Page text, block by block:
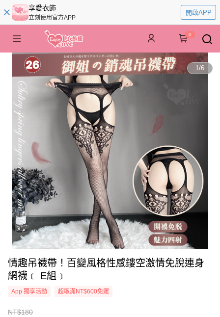
享愛衣飾
立刻使用官方APP
開啟APP
0
1/6
情趣吊襪帶！百變風格性感鏤空激情免脫連身
網襪﹝ E組﹞
App 獨享活動 超取滿NT$600免運
NT$180